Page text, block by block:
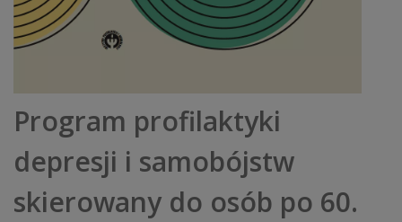
Program profilaktyki
depresji i samobójstw
skierowany do osób po 60.